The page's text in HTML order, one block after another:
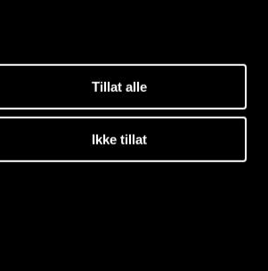
Tillat alle
Ikke tillat